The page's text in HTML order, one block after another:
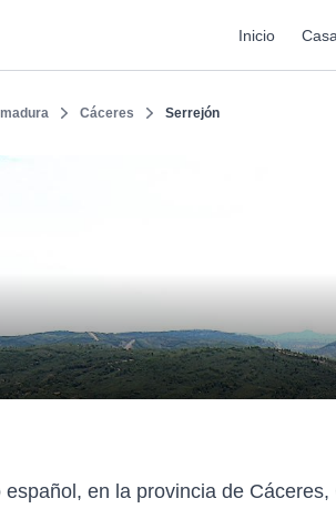
Inicio
Cáceres Serrejón
en la provincia de